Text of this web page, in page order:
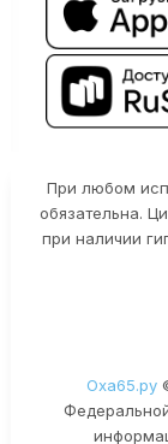
При любом
обязательна.
при наличии
Оха65.ру